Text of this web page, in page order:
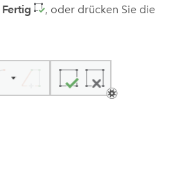
Fertig
, oder drücken Sie die